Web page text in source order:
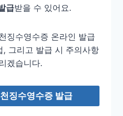
급받을 수 있어요.
징수영수증 온라인 발급
, 그리고 발급 시 주의사항
겠습니다.
징수영수증 발급